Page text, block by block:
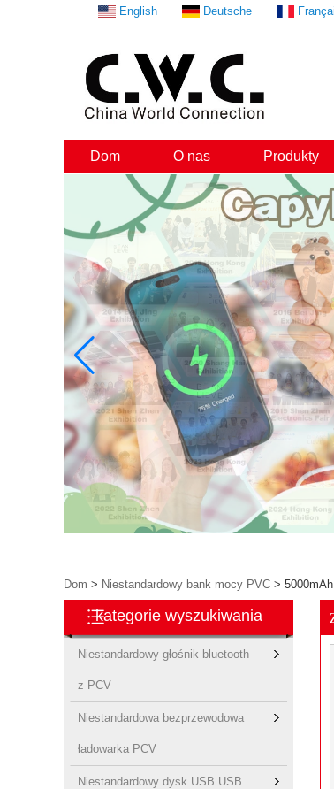
English Deutsche
Dom O nas Produkty
Dom > Niestandardowy bank mocy PVC >
kategorie wyszukiwania
Niestandardowy głośnik bluetooth
z PCV
Niestandardowa bezprzewodowa
ładowarka PCV
Niestandardowy dysk USB USB